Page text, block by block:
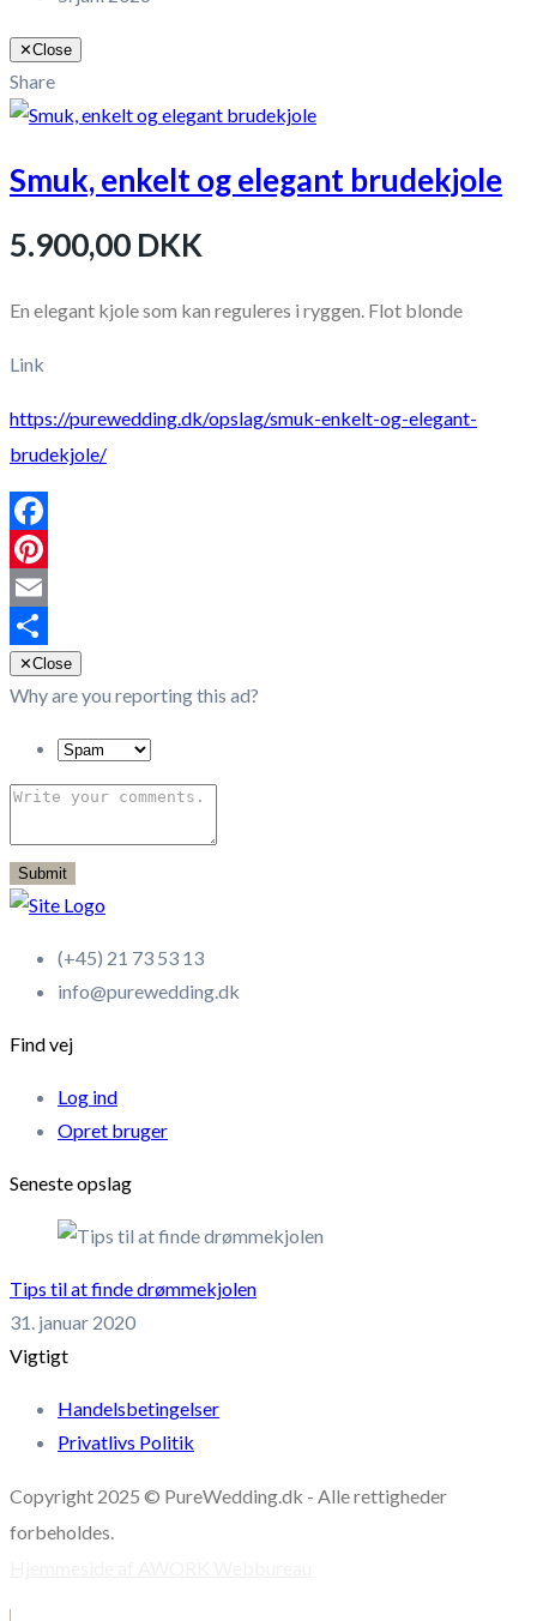
✕Close
Share
Smuk, enkelt og elegant brudekjole
5.900,00 DKK
En elegant kjole som kan reguleres i ryggen. Flot blonde
Link
https://purewedding.dk/opslag/smuk-enkelt-og-elegant-
brudekjole/
Facebook
Pinterest
Email
Share
✕Close
Why are you reporting this ad?
Submit
(+45) 21 73 53 13
info@purewedding.dk
Find vej
Log ind
Opret bruger
Seneste opslag
Tips til at finde drømmekjolen
31. januar 2020
Vigtigt
Handelsbetingelser
Privatlivs Politik
Copyright 2025 © PureWedding.dk - Alle rettigheder
forbeholdes.